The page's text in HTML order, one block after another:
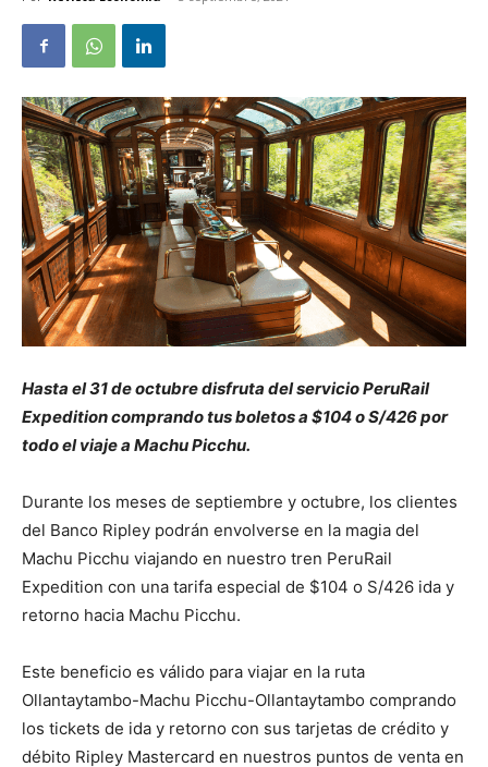
Hasta el 31 de octubre disfruta del servicio PeruRail
Expedition comprando tus boletos a $104 o S/426 por
todo el viaje a Machu Picchu.
Durante los meses de septiembre y octubre, los clientes
del Banco Ripley podrán envolverse en la magia del
Machu Picchu viajando en nuestro tren PeruRail
Expedition con una tarifa especial de $104 o S/426 ida y
retorno hacia Machu Picchu.
Este beneficio es válido para viajar en la ruta
Ollantaytambo-Machu Picchu-Ollantaytambo comprando
los tickets de ida y retorno con sus tarjetas de crédito y
débito Ripley Mastercard en nuestros puntos de venta en